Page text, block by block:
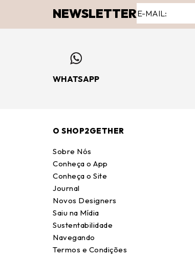
NEWSLETTER
WHATSAPP
O SHOP2GETHER
Sobre Nós
Conheça o App
Conheça o Site
Journal
Novos Designers
Saiu na Mídia
Sustentabilidade
Navegando
Termos e Condições